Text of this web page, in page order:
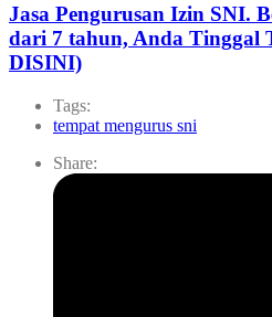
Jasa Pengurusan Izin SNI.
dari 7 tahun, Anda Tinggal
DISINI)
Tags:
tempat mengurus sni
Share: